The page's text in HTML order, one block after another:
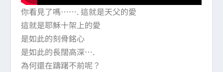
你看見了嗎……. 這就是天父的愛
這就是耶穌十架上的愛
是如此的刻骨銘心
是如此的長闊高深….
為何還在躊躇不前呢？